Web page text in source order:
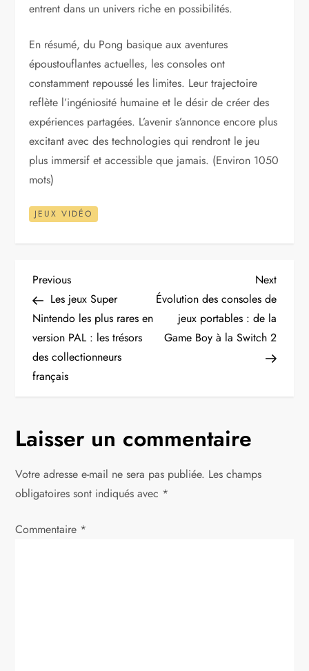
entrent dans un univers riche en possibilités.
En résumé, du Pong basique aux aventures
époustouflantes actuelles, les consoles ont
constamment repoussé les limites. Leur trajectoire
reflète l’ingéniosité humaine et le désir de créer des
expériences partagées. L’avenir s’annonce encore plus
excitant avec des technologies qui rendront le jeu
plus immersif et accessible que jamais. (Environ 1050
mots)
JEUX VIDÉO
N
a
v
i
a
t
Previous
Post
Previous
Les jeux Super
Nintendo les plus rares en
version PAL : les trésors
des collectionneurs
français
Next
Post
Next
Évolution des consoles de
jeux portables : de la
Game Boy à la Switch 2
Laisser un commentaire
Votre adresse e-mail ne sera pas publiée. Les champs
obligatoires sont indiqués avec *
Commentaire *